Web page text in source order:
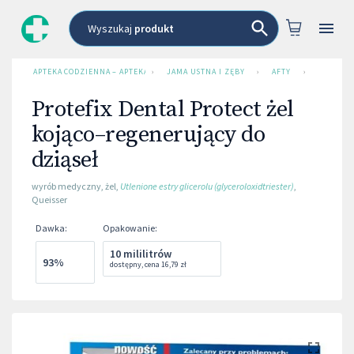
Wyszukaj produkt
APTEKA CODZIENNA – APTEKA INTERNETOWA
› JAMA USTNA I ZĘBY › AFTY ›
Protefix Dental Protect żel
kojąco–regenerujący do
dziąseł
wyrób medyczny, żel, Utlenione estry glicerolu (glyceroloxidtriester),
Queisser
Dawka:
93%
Opakowanie:
10 mililitrów
dostępny,cena 16,79 zł